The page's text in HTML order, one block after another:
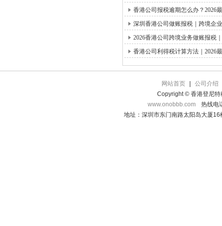
香港公司报税逾期怎么办？2026
深圳香港公司做账报税｜跨境企
2026香港公司跨境业务做账报税
香港公司利得税计算方法｜2026
网站首页
公司介绍
Copyright © 香港登尼特
www.onobbb.com
热线电
地址：深圳市东门南路太阳岛大厦